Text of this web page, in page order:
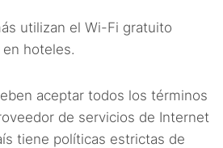
utilizan el Wi-Fi gratuito
hoteles.
aceptar todos los términos
de servicios de Internet
tiene políticas estrictas de